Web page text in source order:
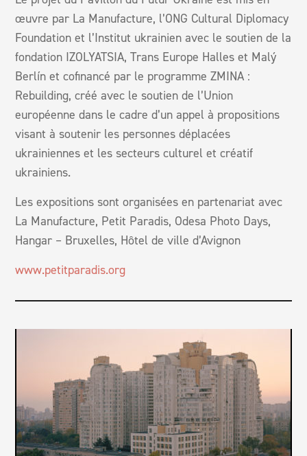
œuvre par La Manufacture, l’ONG Cultural Diplomacy
Foundation et l’Institut ukrainien avec le soutien de la
fondation IZOLYATSIA, Trans Europe Halles et Malý
Berlín et cofinancé par le programme ZMINA :
Rebuilding, créé avec le soutien de l’Union
européenne dans le cadre d’un appel à propositions
visant à soutenir les personnes déplacées
ukrainiennes et les secteurs culturel et créatif
ukrainiens.
Les expositions sont organisées en partenariat avec
La Manufacture, Petit Paradis, Odesa Photo Days,
Hangar – Bruxelles, Hôtel de ville d’Avignon
www.petitparadis.org